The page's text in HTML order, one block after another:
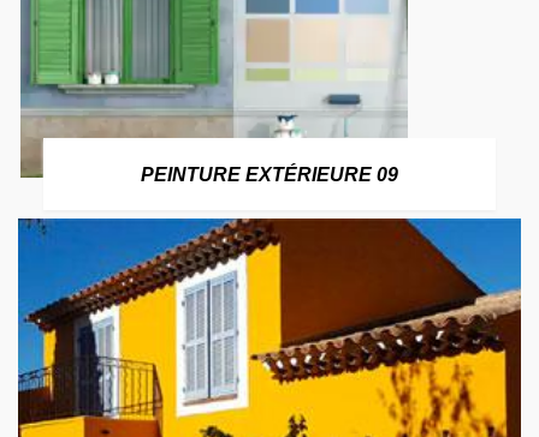
PEINTURE EXTÉRIEURE 09